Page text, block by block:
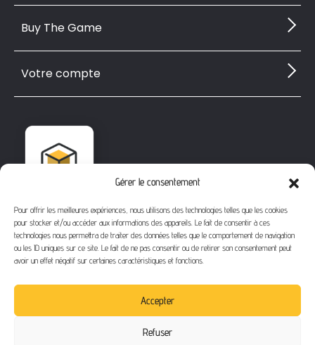
Gérer le consentement
Pour offrir les meilleures expériences, nous utilisons des technologies telles que les cookies
pour stocker et/ou accéder aux informations des appareils. Le fait de consentir à ces
technologies nous permettra de traiter des données telles que le comportement de navigation
ou les ID uniques sur ce site. Le fait de ne pas consentir ou de retirer son consentement peut
avoir un effet négatif sur certaines caractéristiques et fonctions.
Accepter
Refuser
1112 Bd Fernand Darchicourt
62110 Hénin-Beaumont
Téléphone: 03 21 67 24 31
Buy The Game
Votre compte